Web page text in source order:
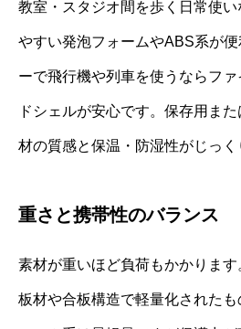
教室・スタジオ間を歩く日常使
やすい発泡フォームやABS系が
ーで飛行機や列車を使うならフ
ドシェルが安心です。保存用ま
材の質感と保温・防湿性がじっく
重さと携帯性のバランス
素材が重いほど負荷もかかりま
板材や合板構造で軽量化された